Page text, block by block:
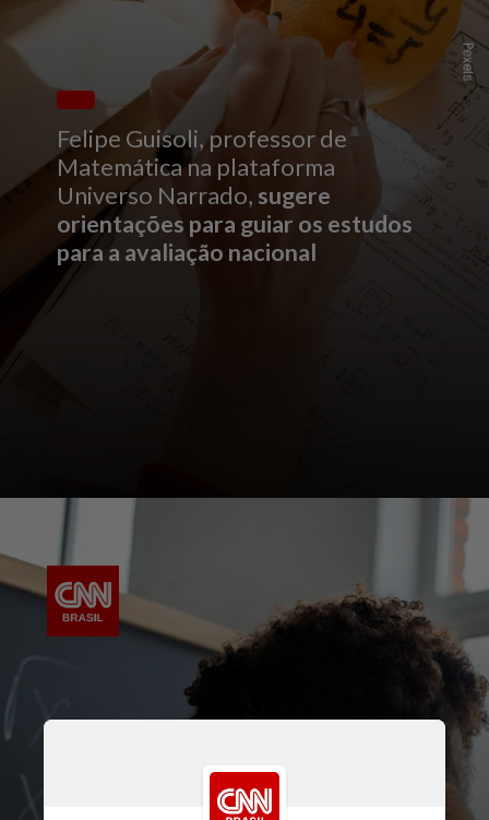
Felipe Guisoli, professor de
Matemática na plataforma
Universo Narrado, sugere
orientações para guiar os estudos
para a avaliação nacional
Pexels